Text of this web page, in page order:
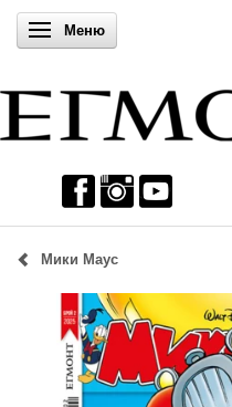
Включи навигацията
Меню
Мики Маус